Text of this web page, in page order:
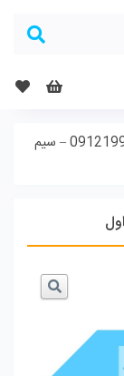
09121990028 – سیم